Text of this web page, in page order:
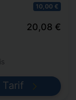
10,00 €
20,08 €
Tarif